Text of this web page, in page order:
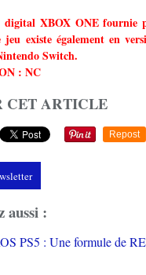
digital XBOX ONE
existe également en
Switch.
: NC
CET ARTICLE
Repost
aussi :